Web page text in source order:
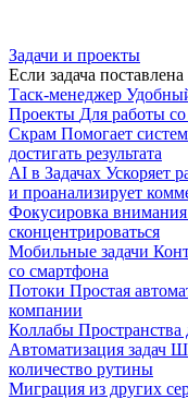
Задачи и проекты
Если задача
Таск-менеджер
Проекты Для работы
Скрам Помогает
достигать результата
AI в Задачах Ускоряет
и проанализирует
Фокусировка внимания
сконцентрироваться
Мобильные задачи
со смартфона
Потоки Простая
компании
Коллабы
Автоматизация задач
количество рутины
Миграция из других